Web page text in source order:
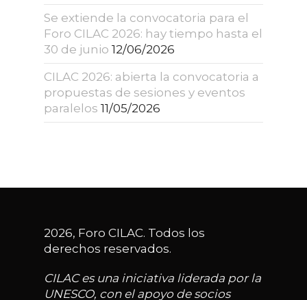
Se extiende la convocatoria para el
Foro CILAC 2026: hay tiempo hasta el
30 de junio 12/06/2026
CILAC 2026: abierta la convocatoria a
propuestas de sesiones y eventos
paralelos 11/05/2026
2026, Foro CILAC. Todos los
derechos reservados.
CILAC es una iniciativa liderada por la
UNESCO, con el apoyo de socios